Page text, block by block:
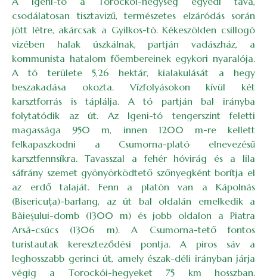
csodálatosan tisztavizű, természetes elzáródás során
jött létre, akárcsak a Gyilkos-tó. Kékeszölden csillogó
vizében halak úszkálnak, partján vadászház, a
kommunista hatalom főembereinek egykori nyaralója.
A tó területe 5,26 hektár, kialakulását a hegy
beszakadása okozta. Vízfolyásokon kívül két
karsztforrás is táplálja. A tó partján bal irányba
folytatódik az út. Az Igeni-tó tengerszint feletti
magassága 950 m, innen 1200 m-re kellett
felkapaszkodni a Csumorna-plató elnevezésű
karsztfennsíkra. Tavasszal a fehér hóvirág és a lila
sáfrány szemet gyönyörködtető szőnyegként borítja el
az erdő talaját. Fenn a platón van a Kápolnás
(Bisericuţa)-barlang, az út bal oldalán emelkedik a
Bãieşului-domb (1300 m) és jobb oldalon a Piatra
Arsã-csúcs (1306 m). A Csumorna-tető fontos
turistautak kereszteződési pontja. A piros sáv a
leghosszabb gerinci út, amely észak-déli irányban járja
végig a Torockói-hegyeket 75 km hosszban.